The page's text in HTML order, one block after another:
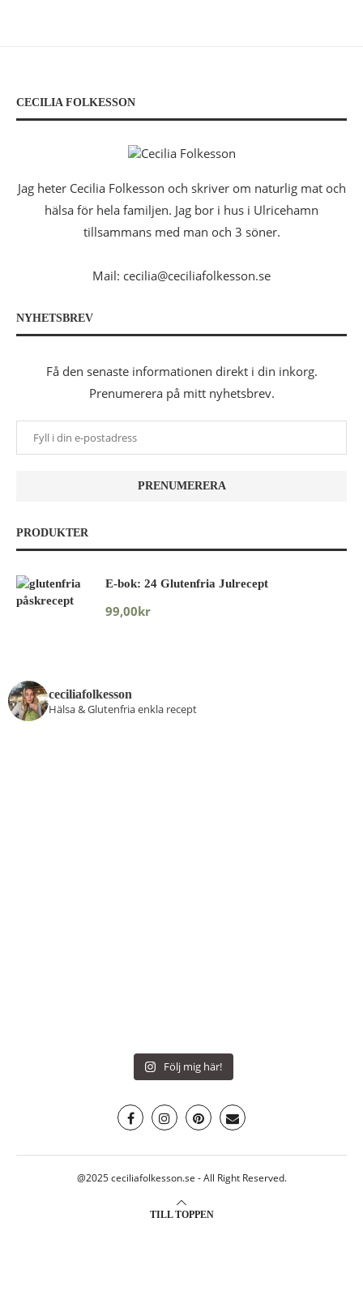
CECILIA FOLKESSON
Jag heter Cecilia Folkesson och skriver om naturlig mat och
hälsa för hela familjen. Jag bor i hus i Ulricehamn
tillsammans med man och 3 söner.
Mail: cecilia@ceciliafolkesson.se
NYHETSBREV
Få den senaste informationen direkt i din inkorg.
Prenumerera på mitt nyhetsbrev.
PRODUKTER
E-bok: 24 Glutenfria Julrecept
99,00kr
ceciliafolkesson
Hälsa & Glutenfria enkla recept
Följ mig här!
@2025 ceciliafolkesson.se - All Right Reserved.
TILL TOPPEN